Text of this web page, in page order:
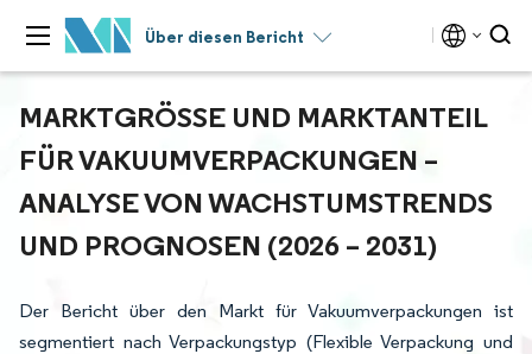
Über diesen Bericht
MARKTGRÖSSE UND MARKTANTEIL F
ÜR VAKUUMVERPACKUNGEN – A
NALYSE VON WACHSTUMSTRENDS U
ND PROGNOSEN (2026 – 2031)
Der Bericht über den Markt für Vakuumverpackungen ist
segmentiert nach Verpackungstyp (Flexible Verpackung und